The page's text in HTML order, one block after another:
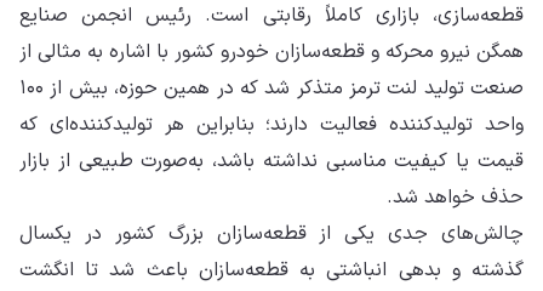
قطعه‌سازی، بازاری کاملاً رقابتی است. رئیس انجمن صنایع
همگن نیرو محرکه و قطعه‌سازان خودرو کشور با اشاره به مثالی از
صنعت تولید لنت ترمز متذکر شد که در همین حوزه، بیش از ۱۰۰
واحد تولیدکننده فعالیت دارند؛ بنابراین هر تولیدکننده‌ای که
قیمت یا کیفیت مناسبی نداشته باشد، به‌صورت طبیعی از بازار
حذف خواهد شد.
چالش‌های جدی یکی از قطعه‌سازان بزرگ کشور در یکسال
گذشته و بدهی انباشتی به قطعه‌سازان باعث شد تا انگشت